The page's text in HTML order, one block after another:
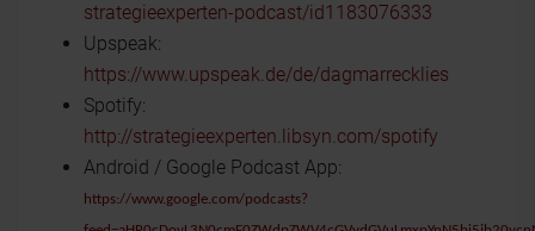
strategieexperten-podcast/id1183076333
Upspeak:
https://www.upspeak.de/de/dagmarrecklies
Spotify:
http://strategieexperten.libsyn.com/spotify
Android / Google Podcast App:
https://www.google.com/podcasts?